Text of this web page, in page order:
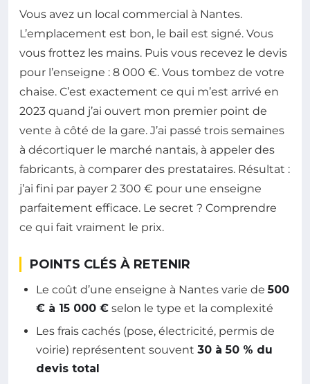
Vous avez un local commercial à Nantes.
L’emplacement est bon, le bail est signé. Vous
vous frottez les mains. Puis vous recevez le devis
pour l’enseigne : 8 000 €. Vous tombez de votre
chaise. C’est exactement ce qui m’est arrivé en
2023 quand j’ai ouvert mon premier point de
vente à côté de la gare. J’ai passé trois semaines
à décortiquer le marché nantais, à appeler des
fabricants, à comparer des prestataires. Résultat :
j’ai fini par payer 2 300 € pour une enseigne
parfaitement efficace. Le secret ? Comprendre
ce qui fait vraiment le prix.
POINTS CLÉS À RETENIR
Le coût d’une enseigne à Nantes varie de500
€ à 15 000 € selon le type et la complexité
Les frais cachés (pose, électricité, permis de
voirie) représentent souvent 30 à 50 % du
devis total